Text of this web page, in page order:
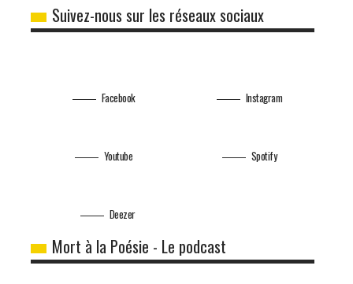
Suivez-nous sur les réseaux sociaux
Facebook
Youtube
Instagram
Spotify
Deezer
Mort à la Poésie - Le podcast